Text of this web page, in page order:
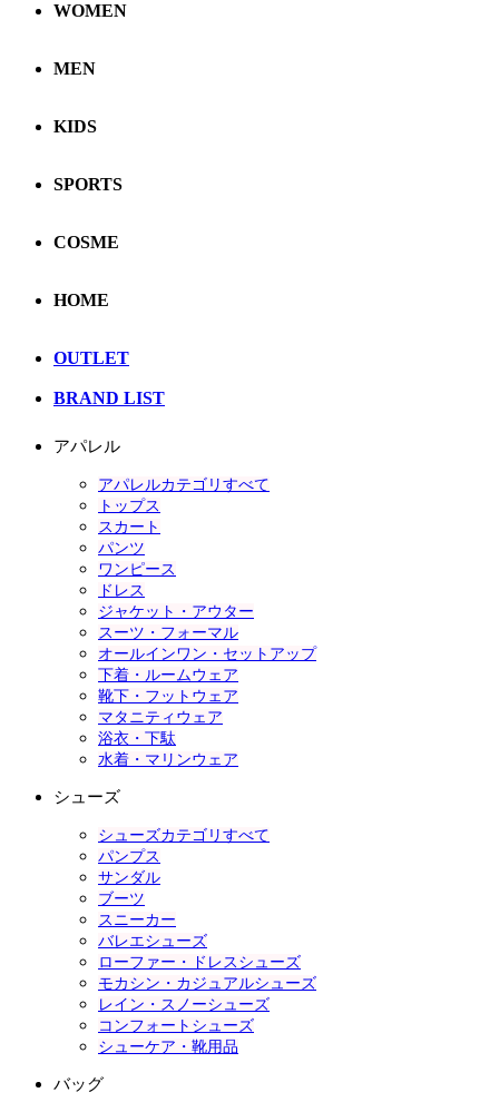
WOMEN
MEN
KIDS
SPORTS
COSME
HOME
OUTLET
BRAND LIST
アパレル
アパレルカテゴリすべて
トップス
スカート
パンツ
ワンピース
ドレス
ジャケット・アウター
スーツ・フォーマル
オールインワン・セットアップ
下着・ルームウェア
靴下・フットウェア
マタニティウェア
浴衣・下駄
水着・マリンウェア
シューズ
シューズカテゴリすべて
パンプス
サンダル
ブーツ
スニーカー
バレエシューズ
ローファー・ドレスシューズ
モカシン・カジュアルシューズ
レイン・スノーシューズ
コンフォートシューズ
シューケア・靴用品
バッグ